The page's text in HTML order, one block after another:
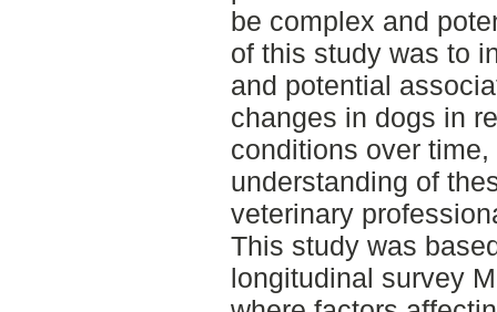
be complex and
of this study was to
and potential
changes in dogs in
conditions over
understanding of
veterinary
This study was
longitudinal survey